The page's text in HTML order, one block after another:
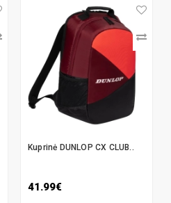
Kuprinė DUNLOP CX CLUB..
41.99€